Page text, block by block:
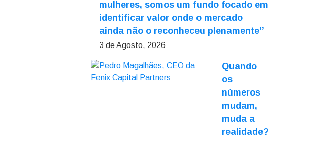
mulheres, somos um fundo focado em
identificar valor onde o mercado
ainda não o reconheceu plenamente”
3 de Agosto, 2026
Quando
os
números
mudam,
muda a
realidade?